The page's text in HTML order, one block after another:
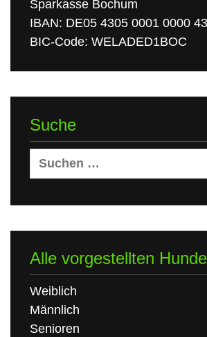
Sparkasse Bochum
IBAN: DE05 4305 0001 0000
BIC-Code: WELADED1BOC
Suche
Suchen
nach:
Alle vorgestellten Hunde
Weiblich
Männlich
Senioren